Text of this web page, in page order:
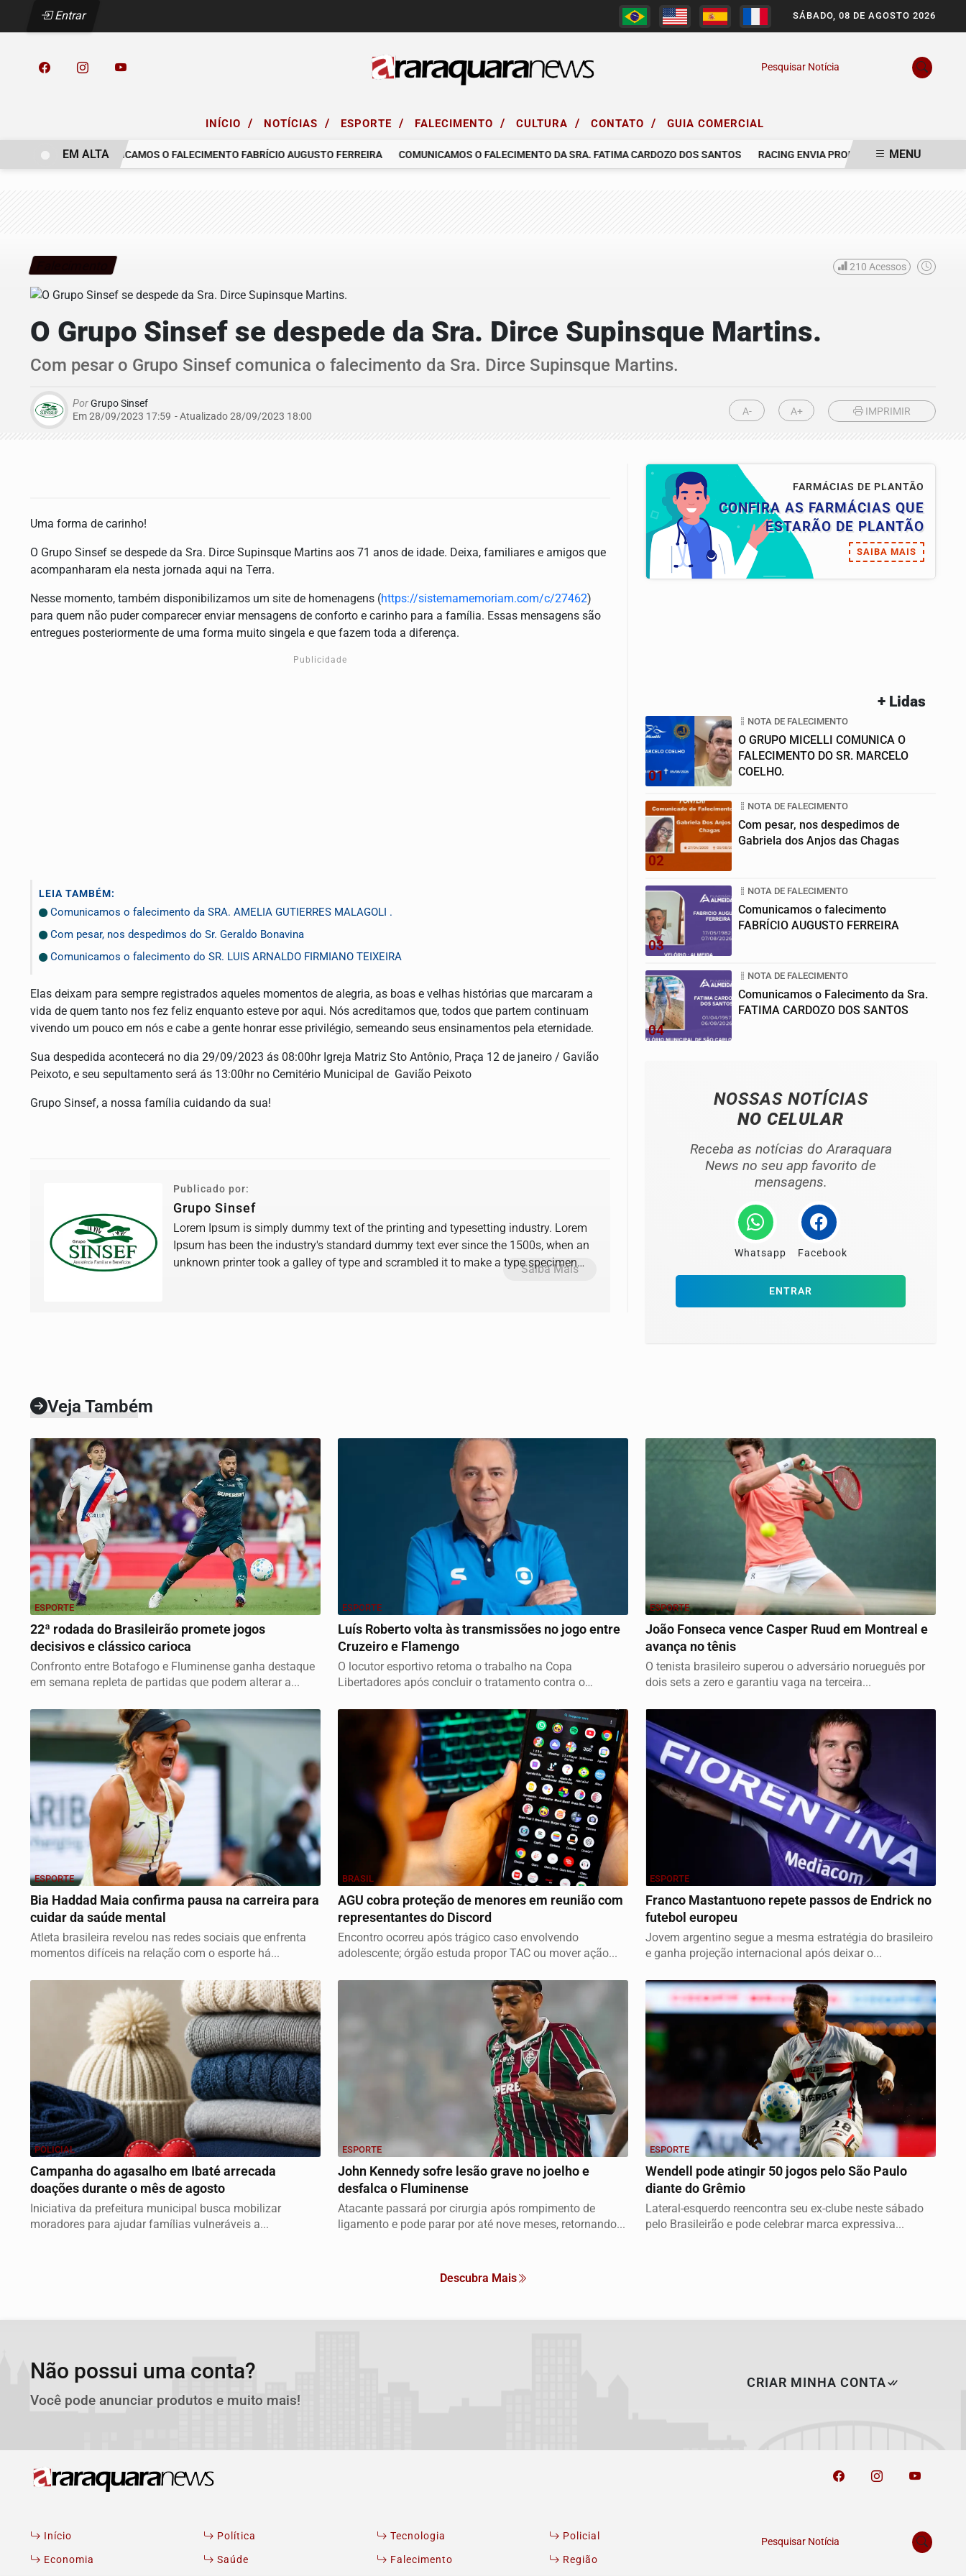
Entrar SÁBADO, 08 DE AGOSTO 2026
Pesquisar Notícia
INÍCIO / NOTÍCIAS / ESPORTE / FALECIMENTO / CULTURA / CONTATO / GUIA COMERCIAL
COELHO. COMUNICAMOS O FALECIMENTO FABRÍCIO AUGUSTO FERREIRA COMUNICAMOS O FALECIMENTO DA SRA. FATIMA CARDOZO DOS SANTOS RACING ENVIA PROPOSTA AO GRÊMIO PARA
EM ALTA MENU
210 Acessos
O Grupo Sinsef se despede da Sra. Dirce Supinsque Martins.
Com pesar o Grupo Sinsef comunica o falecimento da Sra. Dirce Supinsque Martins.
PorGrupo Sinsef
Em 28/09/2023 17:59 - Atualizado28/09/2023 18:00 A- A+ IMPRIMIR
Uma forma de carinho!
O Grupo Sinsef se despede da Sra. Dirce Supinsque Martins aos 71 anos de idade. Deixa, familiares e amigos que
acompanharam ela nesta jornada aqui na Terra.
Nesse momento, também disponibilizamos um site de homenagens (https://sistemamemoriam.com/c/27462)
para quem não puder comparecer enviar mensagens de conforto e carinho para a família. Essas mensagens são
entregues posteriormente de uma forma muito singela e que fazem toda a diferença.
Publicidade
LEIA TAMBÉM:
Comunicamos o falecimento da SRA. AMELIA GUTIERRES MALAGOLI .
Com pesar, nos despedimos do Sr. Geraldo Bonavina
Comunicamos o falecimento do SR. LUIS ARNALDO FIRMIANO TEIXEIRA
Elas deixam para sempre registrados aqueles momentos de alegria, as boas e velhas histórias que marcaram a
vida de quem tanto nos fez feliz enquanto esteve por aqui. Nós acreditamos que, todos que partem continuam
vivendo um pouco em nós e cabe a gente honrar esse privilégio, semeando seus ensinamentos pela eternidade.
Sua despedida acontecerá no dia 29/09/2023 ás 08:00hr Igreja Matriz Sto Antônio, Praça 12 de janeiro / Gavião
Peixoto, e seu sepultamento será ás 13:00hr no Cemitério Municipal de Gavião Peixoto
Grupo Sinsef, a nossa família cuidando da sua!
Publicado por:
Grupo Sinsef
Lorem Ipsum is simply dummy text of the printing and typesetting industry. Lorem
Ipsum has been the industry's standard dummy text ever since the 1500s, when an
unknown printer took a galley of type and scrambled it to make a type specimen
Saiba Mais
FARMÁCIAS DE PLANTÃO
CONFIRA AS FARMÁCIAS QUE
ESTARÃO DE PLANTÃO
SAIBA MAIS
+ Lidas
01
NOTA DE FALECIMENTO
O GRUPO MICELLI COMUNICA O
FALECIMENTO DO SR. MARCELO
COELHO.
02
NOTA DE FALECIMENTO
Com pesar, nos despedimos de
Gabriela dos Anjos das Chagas
03
NOTA DE FALECIMENTO
Comunicamos o falecimento
FABRÍCIO AUGUSTO FERREIRA
04
NOTA DE FALECIMENTO
Comunicamos o Falecimento da Sra.
FATIMA CARDOZO DOS SANTOS
NOSSAS NOTÍCIAS
NO CELULAR
Receba as notícias do Araraquara
News no seu app favorito de
mensagens.
Whatsapp Facebook
ENTRAR
Veja Também
ESPORTE
22ª rodada do Brasileirão promete jogos
decisivos e clássico carioca
Confronto entre Botafogo e Fluminense ganha destaque
em semana repleta de partidas que podem alterar a...
ESPORTE
Luís Roberto volta às transmissões no jogo entre
Cruzeiro e Flamengo
O locutor esportivo retoma o trabalho na Copa
Libertadores após concluir o tratamento contra o
ESPORTE
João Fonseca vence Casper Ruud em Montreal e
avança no tênis
O tenista brasileiro superou o adversário norueguês por
dois sets a zero e garantiu vaga na terceira...
ESPORTE
Bia Haddad Maia confirma pausa na carreira para
cuidar da saúde mental
Atleta brasileira revelou nas redes sociais que enfrenta
momentos difíceis na relação com o esporte há...
BRASIL
AGU cobra proteção de menores em reunião com
representantes do Discord
Encontro ocorreu após trágico caso envolvendo
adolescente; órgão estuda propor TAC ou mover ação...
ESPORTE
Franco Mastantuono repete passos de Endrick no
futebol europeu
Jovem argentino segue a mesma estratégia do brasileiro
e ganha projeção internacional após deixar o...
POLICIAL
Campanha do agasalho em Ibaté arrecada
doações durante o mês de agosto
Iniciativa da prefeitura municipal busca mobilizar
moradores para ajudar famílias vulneráveis a...
ESPORTE
John Kennedy sofre lesão grave no joelho e
desfalca o Fluminense
Atacante passará por cirurgia após rompimento de
ligamento e pode parar por até nove meses, retornando...
ESPORTE
Wendell pode atingir 50 jogos pelo São Paulo
diante do Grêmio
Lateral-esquerdo reencontra seu ex-clube neste sábado
pelo Brasileirão e pode celebrar marca expressiva...
Descubra Mais
Não possui uma conta?
Você pode anunciar produtos e muito mais!
CRIAR MINHA CONTA
Início Política Tecnologia
Policial
Economia
Saúde Falecimento Região
Pesquisar Notícia